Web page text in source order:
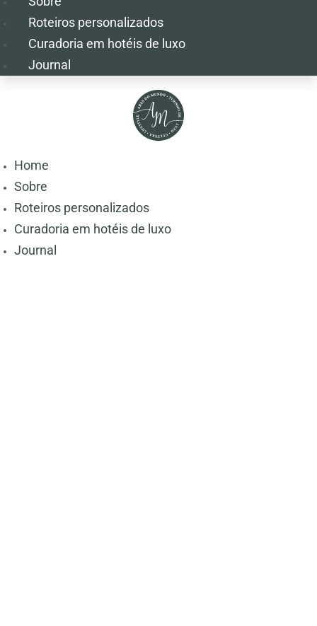
Roteiros personalizados
Curadoria em hotéis de luxo
Journal
Home
Sobre
Roteiros personalizados
Curadoria em hotéis de luxo
Journal